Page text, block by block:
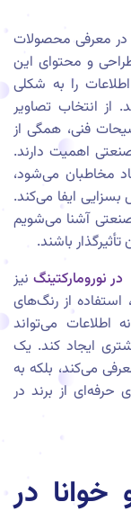
معرفی محصولات
و محتوای این
را به شکلی
از انتخاب تصاویر
فنی، همگی از
اهمیت دارند.
مخاطبان می‌شود،
ایفا می‌کند.
صنعتی آشنا می‌شویم
باشند.
نورومارکتینگ نیز
استفاده از رنگ‌های
می‌تواند
ایجاد کند. یک
می‌کند، بلکه به
از برند در
در